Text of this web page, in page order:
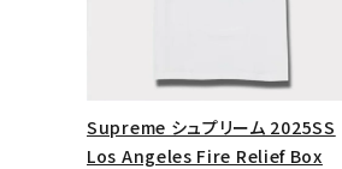
キーワードか
Supreme シュプリーム 2025SS
Los Angeles Fire Relief Box